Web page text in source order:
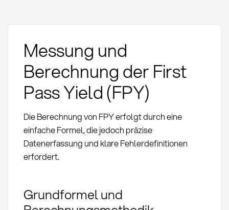
Messung und
Berechnung der First
Pass Yield (FPY)
Die Berechnung von FPY erfolgt durch eine
einfache Formel, die jedoch präzise
Datenerfassung und klare Fehlerdefinitionen
erfordert.
Grundformel und